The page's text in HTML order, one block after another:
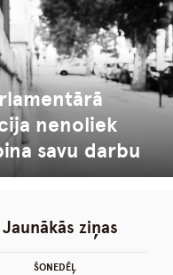
nenoliek
savu darbu
ŠONEDĒĻ
Jaunākās ziņas